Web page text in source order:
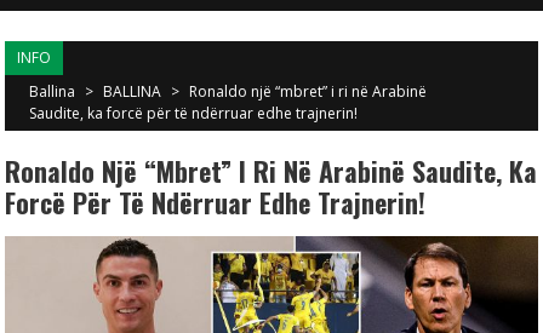
INFO
Ballina > BALLINA > Ronaldo një “mbret” i ri në Arabinë
Saudite, ka forcë për të ndërruar edhe trajnerin!
Ronaldo Një “mbret” I Ri Në Arabinë Saudite, Ka
Forcë Për Të Ndërruar Edhe Trajnerin!